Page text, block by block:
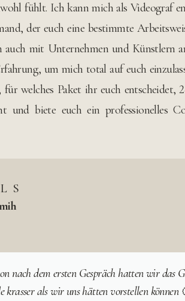
fühlt. Ich kann mich als Videograf
der euch eine bestimmte
mit Unternehmen und Künstlern
um mich total auf euch
welches Paket ihr euch entscheidet,
biete euch ein professionelles
dem ersten Gespräch hatten wir das
krasser als wir uns hätten vorstellen